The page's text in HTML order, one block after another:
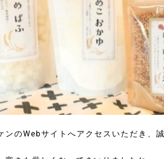
ンのWebサイトへアクセスいただき、